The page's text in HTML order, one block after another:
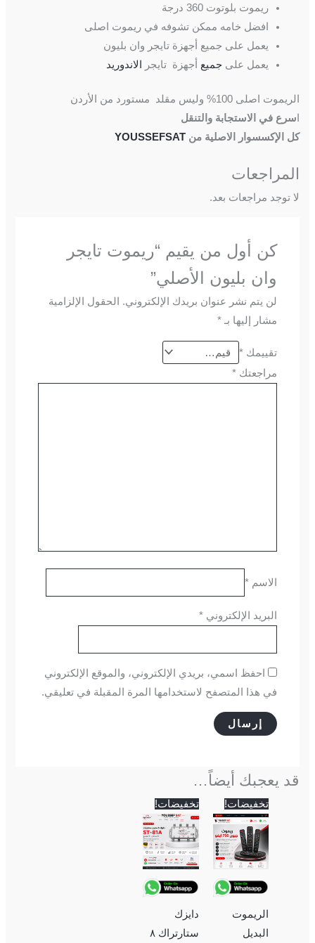
ريموت بلوتوت 360 درجة
افضل خامه ممكن تشوفه في ريموت اصلى
يعمل على جميع أجهزة تايجر وان بليون
يعمل علىجميع أجهزة تايجر الاندوريد
الريموت اصلى 100% وليس مقلد مستورد من الأردن
اسرع في الاستجابة والتنقل
كل الإكسسوار الاصلية منYOUSSEFSAT
المراجعات
لا توجد مراجعات بعد.
كن أول من يقيم “ريموت تايجر
وان بليون الأصلي”
لن يتم نشر عنوان بريدك الإلكتروني.
الحقول الإلزامية
مشار إليها بـ *
تقييمك *
مراجعتك *
الاسم *
البريد الإلكتروني *
احفظ اسمي، بريدي الإلكتروني، والموقع الإلكتروني
في هذا المتصفح لاستخدامها المرة المقبلة في تعليقي.
قد يعجبك أيضاً…
تخفيضات!
الريموت
البديل
السعر
الأصلي
هو:
400 EGP.
السعر
الحالي
هو:
350 EGP.
تخفيضات!
دايزك
ستارتراك ٨
السعر
الأصلي
هو:
600 EGP.
الحالي
هو:
500 EGP.